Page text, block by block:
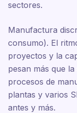
sectores.
Manufactura
consumo). El
proyectos y la
pesan más que
procesos de
plantas y varios
antes y más.